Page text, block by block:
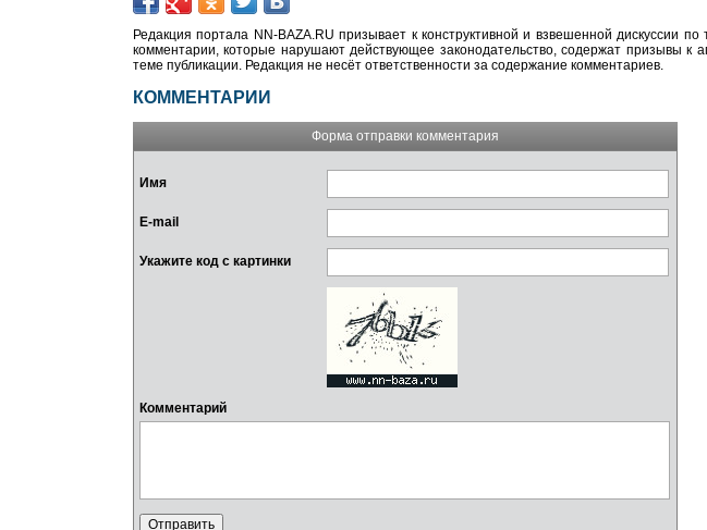
Редакция портала NN-BAZA.RU призывает к конструктивной и взвешенной дискуссии
комментарии, которые нарушают действующее законодательство, содержат призывы к
теме публикации. Редакция не несёт ответственности за содержание комментариев.
КОММЕНТАРИИ
Форма отправки комментария
Имя
E-mail
Укажите код с картинки
Комментарий